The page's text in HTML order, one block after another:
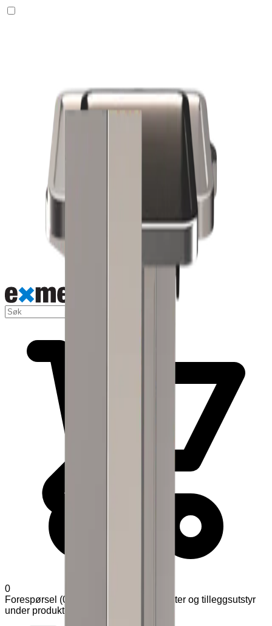
0
Forespørsel (0
Legg til varianter og tilleggsutstyr
under produkter